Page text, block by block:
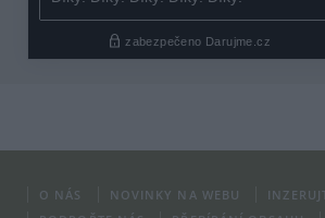
O NÁS NOVINKY NA WEBU